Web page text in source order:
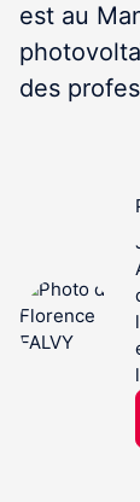
est au
des